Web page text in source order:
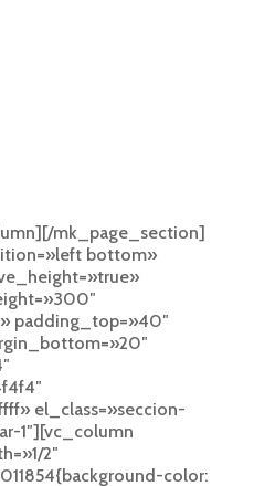
mk_page_section]
bottom»
padding_top=»40″
el_class=»seccion-
1″][vc_column
2″
color: